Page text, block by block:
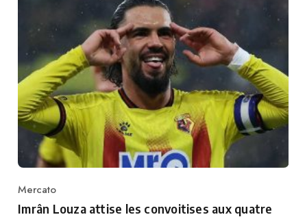
Category
Mercato
Imrân Louza attise les convoitises aux quatre